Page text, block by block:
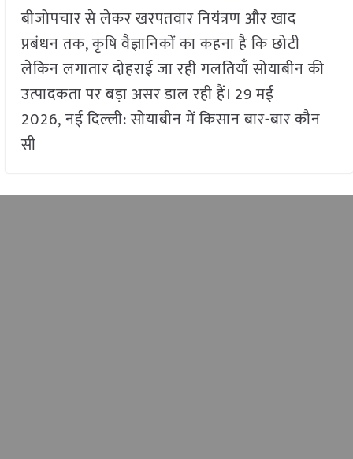
बीजोपचार से लेकर खरपतवार नियंत्रण और खाद
प्रबंधन तक, कृषि वैज्ञानिकों का कहना है कि छोटी
लेकिन लगातार दोहराई जा रही गलतियाँ सोयाबीन की
उत्पादकता पर बड़ा असर डाल रही हैं। 29 मई
2026, नई दिल्ली: सोयाबीन में किसान बार-बार कौन
सी